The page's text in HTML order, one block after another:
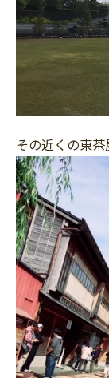
その近くの東茶